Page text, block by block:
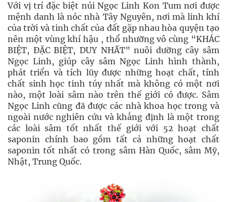
Với vị trí đặc biệt núi Ngọc Linh Kon Tum nơi được
mệnh danh là nóc nhà Tây Nguyên, nơi mà linh khí
của trời và tinh chất của đất gặp nhau hòa quyện tạo
nên một vùng khí hậu , thổ nhưỡng vô cùng “KHÁC
BIỆT, ĐẶC BIỆT, DUY NHẤT” nuôi dưỡng cây sâm
Ngọc Linh, giúp cây sâm Ngọc Linh hình thành,
phát triển và tích lũy được những hoạt chất, tính
chất sinh học tinh túy nhất mà không có một nơi
nào, một loài sâm nào trên thế giới có được. Sâm
Ngọc Linh cũng đã được các nhà khoa học trong và
ngoài nước nghiên cứu và khẳng định là một trong
các loài sâm tốt nhất thế giới với 52 hoạt chất
saponin chính bao gồm tất cả những hoạt chất
saponin tốt nhất có trong sâm Hàn Quốc, sâm Mỹ,
Nhật, Trung Quốc.